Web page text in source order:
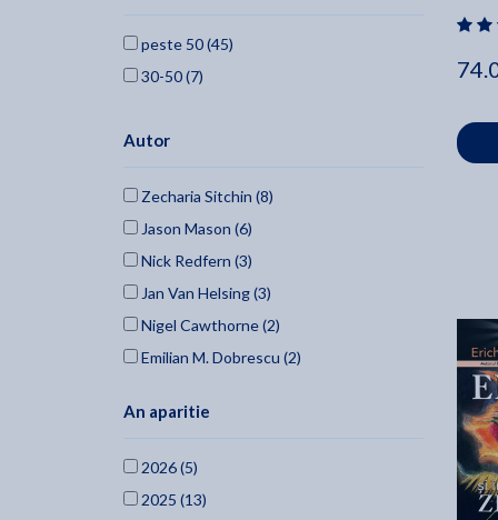
peste 50 (45)
30-50 (7)
Autor
Zecharia Sitchin (8)
Jason Mason (6)
Nick Redfern (3)
Jan Van Helsing (3)
Nigel Cawthorne (2)
Emilian M. Dobrescu (2)
Edgar Cayce (2)
An aparitie
2026 (5)
2025 (13)